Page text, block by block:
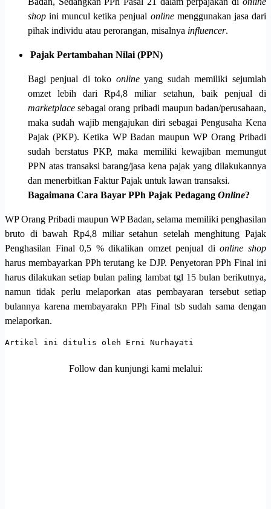
shopini muncul ketika penjual online menggunakan jasa dari
pihak individu atau perorangan, misalnya influencer.
Pajak Pertambahan Nilai (PPN)
Bagi penjual di toko onlineyang sudah memiliki sejumlah
omzet lebih dari Rp4,8 miliar setahun, baik penjual di
marketplacesebagai orang pribadi maupun badan/perusahaan,
maka sudah wajib mengajukan diri sebagai Pengusaha Kena
Pajak (PKP). Ketika WP Badan maupun WP Orang Pribadi
sudah berstatus PKP, maka memiliki kewajiban memungut
PPN atas transaksi barang/jasa kena pajak yang dilakukannya
dan menerbitkan Faktur Pajak untuk lawan transaksi.
Bagaimana Cara Bayar PPh Pajak Pedagang Online?
WP Orang Pribadi maupun WP Badan, selama memiliki penghasilan
bruto di bawah Rp4,8 miliar setahun setelah menghitung Pajak
Penghasilan Final 0,5 % dikalikan omzet penjual dionline shop
harus membayarkan PPh terutang ke DJP. Penyetoran PPh Final ini
harus dilakukan setiap bulan paling lambat tgl 15 bulan berikutnya,
namun tidak perlu melaporkan atas pembayaran tersebut setiap
bulannya karena membayarakn PPh Final tsb sudah sama dengan
melaporkan.
Artikel ini ditulis oleh Erni Nurhayati
Follow dan kunjungi kami melalui: